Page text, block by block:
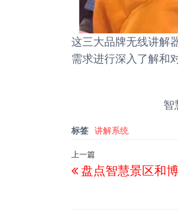
这三大品牌无线讲解
需求进行深入了解和
智
标签 讲解系统
文
章
上
一
上一篇
盘点智慧景区和